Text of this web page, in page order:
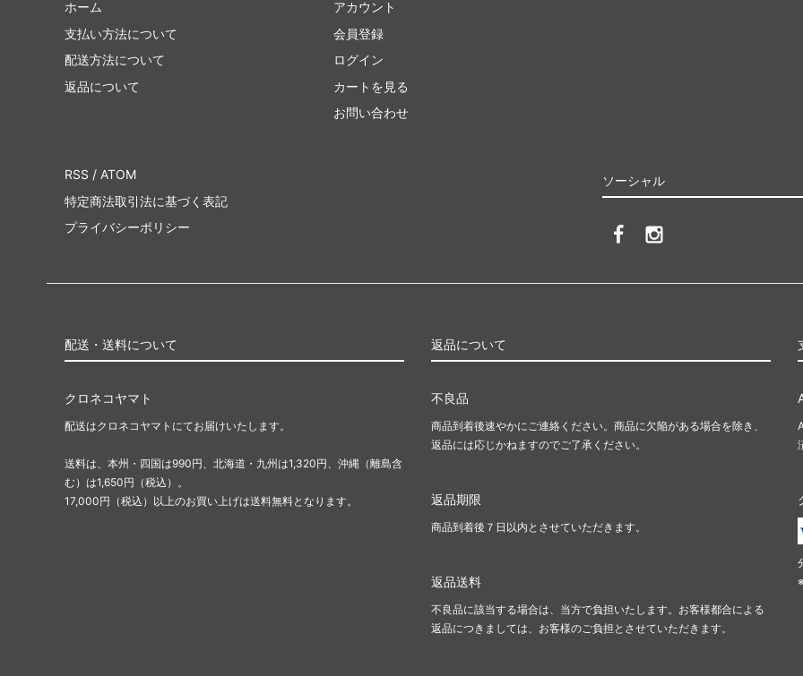
ホーム
支払い方法について
配送方法について
返品について
アカウント
会員登録
ログイン
カートを見る
お問い合わせ
ソーシャル
RSS / ATOM
特定商法取引法に基づく表記
プライバシーポリシー
配送・送料について
クロネコヤマト
配送はクロネコヤマトにてお届けいたします。
送料は、本州・四国は990円、北海道・九州は1,320円、沖縄（離島含
む）は1,650円（税込）。
17,000円（税込）以上のお買い上げは送料無料となります。
返品について
不良品
商品到着後速やかにご連絡ください。商品に欠陥がある場合を除き、
返品には応じかねますのでご了承ください。
返品期限
商品到着後７日以内とさせていただきます。
返品送料
不良品に該当する場合は、当方で負担いたします。お客様都合による
返品につきましては、お客様のご負担とさせていただきます。